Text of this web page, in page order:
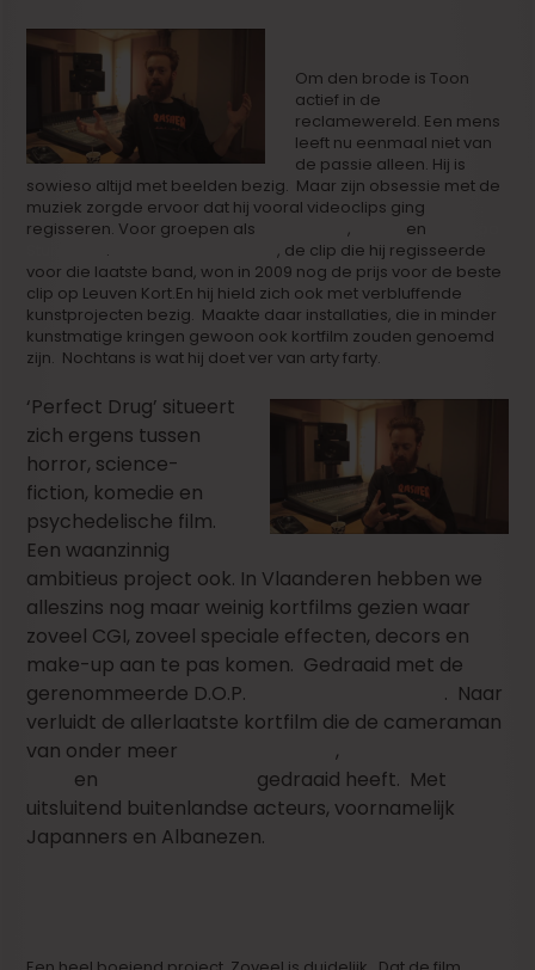
Om den brode is Toon
actief in de
reclamewereld. Een mens
leeft nu eenmaal niet van
de passie alleen. Hij is
sowieso altijd met beelden bezig. Maar zijn obsessie met de
muziek zorgde ervoor dat hij vooral videoclips ging
regisseren. Voor groepen als
, en
.
, de clip die hij regisseerde
voor die laatste band, won in 2009 nog de prijs voor de beste
clip op Leuven Kort.En hij hield zich ook met verbluffende
kunstprojecten bezig. Maakte daar installaties, die in minder
kunstmatige kringen gewoon ook kortfilm zouden genoemd
zijn. Nochtans is wat hij doet ver van arty farty.
‘Perfect Drug’ situeert
zich ergens tussen
horror, science-
fiction, komedie en
psychedelische film.
Een waanzinnig
ambitieus project ook. In Vlaanderen hebben we
alleszins nog maar weinig kortfilms gezien waar
zoveel CGI, zoveel speciale effecten, decors en
make-up aan te pas komen. Gedraaid met de
gerenommeerde D.O.P.
. Naar
verluidt de allerlaatste kortfilm die de cameraman
van onder meer
,
en
gedraaid heeft. Met
uitsluitend buitenlandse acteurs, voornamelijk
Japanners en Albanezen.